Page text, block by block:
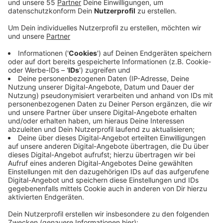
Der Mann muss sich nun vor einem Haftrichter
Staatsanwaltschaft und Polizei aus Wuppertal. Der
38-Jährige war dem Bundeskriminalamt schon im
Oktober durch ein kinderpornografisches Bild im
Internet aufgefallen. Die weiteren Ermittlungen
führten dann zu der Wohnung des Solingers. Dort
wurden verschiedene Datenträger sichergestellt. Bei
deren Auswertung sind die Ermittler jetzt auf Foto
gestoßen, das den Verdacht auf sexuellen Missbrauch
der heute 12-jährige Tochter begründet. Parallel zu
der Festnahme auf dem Rösrather Campingplatz
durchsuchten die Ermittler noch einmal die Wohnung
des Mannes - und stellten weitere Datenträger sicher.
Die Frau des Solingers wurde vernommen. Die beiden
Kinder des Paares sind jetzt in der Obhut des